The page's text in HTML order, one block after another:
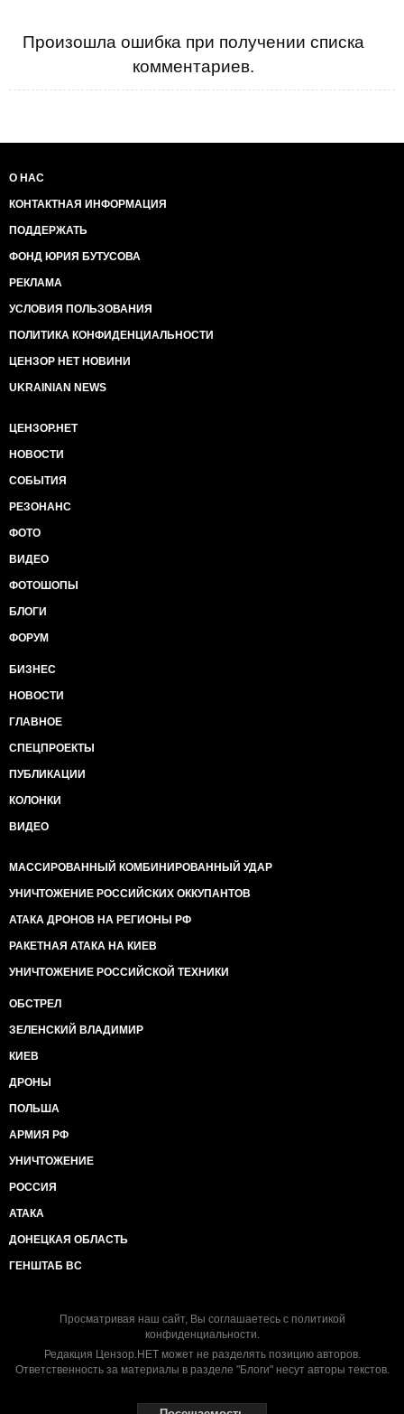
Произошла ошибка при получении списка
комментариев.
О НАС
КОНТАКТНАЯ ИНФОРМАЦИЯ
ПОДДЕРЖАТЬ
ФОНД ЮРИЯ БУТУСОВА
РЕКЛАМА
УСЛОВИЯ ПОЛЬЗОВАНИЯ
ПОЛИТИКА КОНФИДЕНЦИАЛЬНОСТИ
ЦЕНЗОР НЕТ НОВИНИ
UKRAINIAN NEWS
ЦЕНЗОР.НЕТ
НОВОСТИ
СОБЫТИЯ
РЕЗОНАНС
ФОТО
ВИДЕО
ФОТОШОПЫ
БЛОГИ
ФОРУМ
БИЗНЕС
НОВОСТИ
ГЛАВНОЕ
СПЕЦПРОЕКТЫ
ПУБЛИКАЦИИ
КОЛОНКИ
ВИДЕО
МАССИРОВАННЫЙ КОМБИНИРОВАННЫЙ УДАР
УНИЧТОЖЕНИЕ РОССИЙСКИХ ОККУПАНТОВ
АТАКА ДРОНОВ НА РЕГИОНЫ РФ
РАКЕТНАЯ АТАКА НА КИЕВ
УНИЧТОЖЕНИЕ РОССИЙСКОЙ ТЕХНИКИ
ОБСТРЕЛ
ЗЕЛЕНСКИЙ ВЛАДИМИР
КИЕВ
ДРОНЫ
ПОЛЬША
АРМИЯ РФ
УНИЧТОЖЕНИЕ
РОССИЯ
АТАКА
ДОНЕЦКАЯ ОБЛАСТЬ
ГЕНШТАБ ВС
Просматривая наш сайт, Вы соглашаетесь с политикой
конфиденциальности.
Редакция Цензор.НЕТ может не разделять позицию авторов.
Ответственность за материалы в разделе "Блоги" несут авторы текстов.